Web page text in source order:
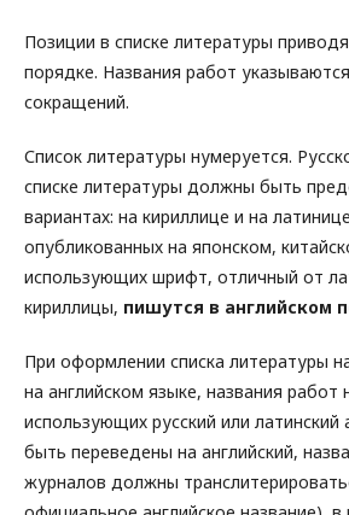
Позиции в списке литературы
порядке. Названия работ
сокращений.
Список литературы нумеруется.
списке литературы должны быть
вариантах: на кириллице и на
опубликованных на японском,
использующих шрифт, отличный от
кириллицы, пишутся в английском
При оформлении списка литературы
на английском языке, названия работ
использующих русский или
быть переведены на английский,
журналов должны